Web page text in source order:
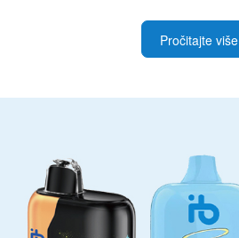
Pročitajte više